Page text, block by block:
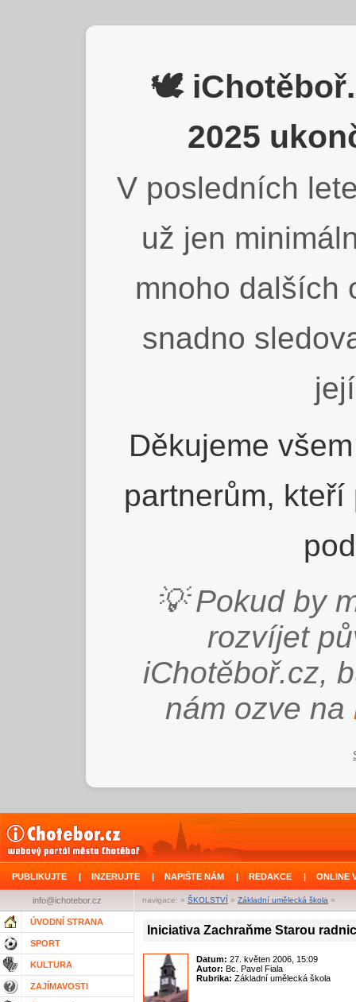
🕊️
2025
V posledních
už jen
mnoho dalších
snadno
Děkujeme
partnerům,
💡 Pokud by
rozvíjet
iChotěboř.cz,
nám ozve na
PUBLIKUJTE | INZERUJTE | NAPIŠTE NÁM | REDAKCE | ONLINE
navigace: » ŠKOLSTVÍ » Základní umělecká škola »
info@ichotebor.cz
ÚVODNÍ STRANA
SPORT
KULTURA
ZAJÍMAVOSTI
Iniciativa Zachraňme Starou
Datum: 27. květen 2006, 15:09
Autor: Bc. Pavel Fiala
Rubrika: Základní umělecká škola